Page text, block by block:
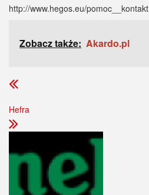
http://www.hegos.eu/pomoc__kontakt
Zobacz także: Akardo.pl
Hefra